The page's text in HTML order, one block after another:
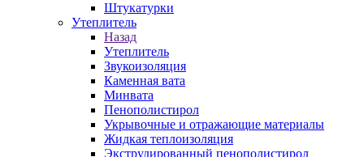
Штукатурки
Утеплитель
Назад
Утеплитель
Звукоизоляция
Каменная вата
Минвата
Пенополистирол
Укрывочные и отражающие материалы
Жидкая теплоизоляция
Экструдированный пенополистирол